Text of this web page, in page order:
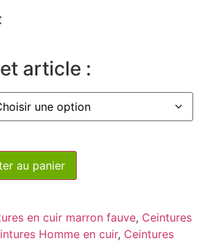
article :
au panier
en cuir marron fauve, Ceintures
Homme en cuir, Ceintures